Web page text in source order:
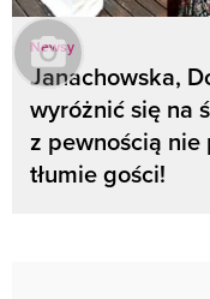
Newsy
Janachowska,
wyróżnić się na
z pewnością
tłumie gości!